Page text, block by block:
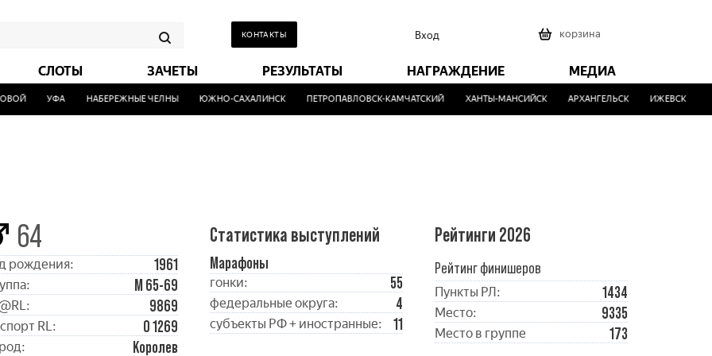
КОНТАКТЫ Вход корзина
СЛОТЫ ЗАЧЕТЫ РЕЗУЛЬТАТЫ НАГРАЖДЕНИЕ МЕДИА
УФА НАБЕРЕЖНЫЕ ЧЕЛНЫ ЮЖНО-САХАЛИНСК ПЕТРОПАВЛОВСК-КАМЧАТСКИЙ ХАНТЫ-МАНСИЙСК АРХАНГЕЛЬСК ИЖЕВСК
64
рождения: 1961
М 65-69
9869
RL: 0 1269
Королев
Статистика выступлений
Марафоны
гонки: 55
федеральные округа: 4
субъекты РФ + иностранные: 11
Рейтинги 2026
Рейтинг финишеров
Пункты РЛ: 1434
Место: 9335
Место в группе 173